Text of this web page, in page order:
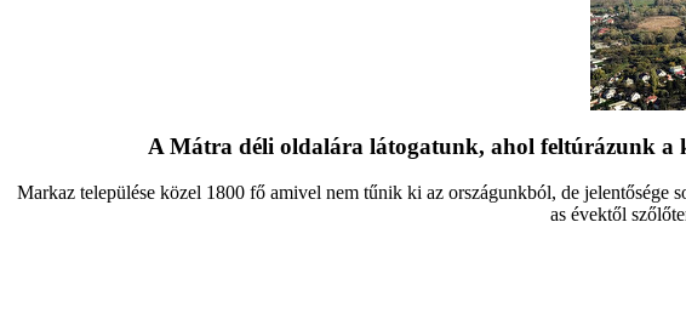
A Mátra déli oldalára látogatunk, ahol feltúrázunk a
Markaz települése közel 1800 fő amivel nem tűnik ki az országunkból, de
as évektől